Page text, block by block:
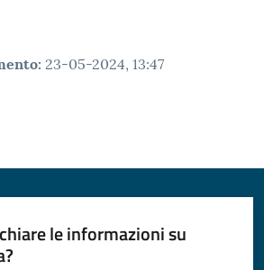
: 23-05-2024, 13:47
le informazioni su